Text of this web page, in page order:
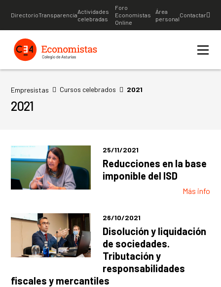
DirectorioTransparencia
Actividades
celebradas
Foro
Economistas
Online
Área
personal
Contactar
Empresistas Cursos celebrados 2021
2021
25/11/2021
Reducciones en la base
imponible del ISD
Más info
26/10/2021
Disolución y liquidación
de sociedades.
Tributación y
responsabilidades
fiscales y mercantiles